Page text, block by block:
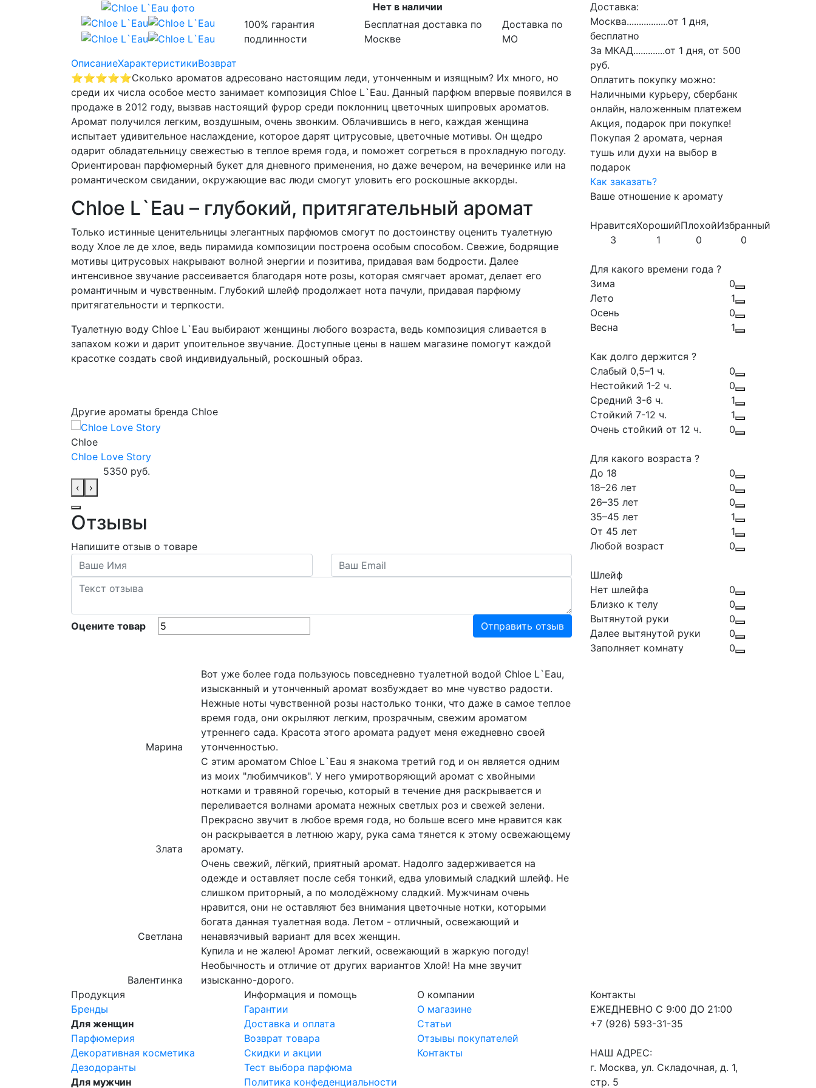
Нет в наличии
100% гарантия
подлинности
Бесплатная доставка по
Москве
Доставка по
МО
ОписаниеХарактеристикиВозврат
⭐⭐⭐⭐⭐Сколько ароматов адресовано настоящим леди, утонченным и изящным? Их много, но
среди их числа особое место занимает композиция Chloe L`Eau. Данный парфюм впервые появился в
продаже в 2012 году, вызвав настоящий фурор среди поклонниц цветочных шипровых ароматов.
Аромат получился легким, воздушным, очень звонким. Облачившись в него, каждая женщина
испытает удивительное наслаждение, которое дарят цитрусовые, цветочные мотивы. Он щедро
одарит обладательницу свежестью в теплое время года, и поможет согреться в прохладную погоду.
Ориентирован парфюмерный букет для дневного применения, но даже вечером, на вечеринке или на
романтическом свидании, окружающие вас люди смогут уловить его роскошные аккорды.
Chloe L`Eau – глубокий, притягательный аромат
Только истинные ценительницы элегантных парфюмов смогут по достоинству оценить туалетную
воду Хлое ле де хлое, ведь пирамида композиции построена особым способом. Свежие, бодрящие
мотивы цитрусовых накрывают волной энергии и позитива, придавая вам бодрости. Далее
интенсивное звучание рассеивается благодаря ноте розы, которая смягчает аромат, делает его
романтичным и чувственным. Глубокий шлейф продолжает нота пачули, придавая парфюму
притягательности и терпкости.
Туалетную воду Chloe L`Eau выбирают женщины любого возраста, ведь композиция сливается в
запахом кожи и дарит упоительное звучание. Доступные цены в нашем магазине помогут каждой
красотке создать свой индивидуальный, роскошный образ.
Доставка:
Москва.................от 1 дня,
бесплатно
За МКАД.............от 1 дня, от 500
руб.
Оплатить покупку можно:
Наличными курьеру, сбербанк
онлайн, наложенным платежем
Акция, подарок при покупке!
Покупая 2 аромата, черная
тушь или духи на выбор в
подарок
Как заказать?
Ваше отношение к аромату
Нравится
3
Хороший
1
Плохой
0
Избранный
0
Для какого времени года ?
Зима
0
Лето
1
Осень
0
Весна
1
Как долго держится ?
Слабый 0,5–1 ч.
0
Нестойкий 1-2 ч.
0
Средний 3-6 ч.
1
Стойкий 7-12 ч.
1
Очень стойкий от 12 ч.
0
Для какого возраста ?
До 18
0
18–26 лет
0
26–35 лет
0
35–45 лет
1
От 45 лет
1
Любой возраст
0
Шлейф
Нет шлейфа
0
Близко к телу
0
Вытянутой руки
0
Далее вытянутой руки
0
Заполняет комнату
0
Другие ароматы бренда Chloe
Chloe
Chloe Love Story
5350 руб.
‹
›
Отзывы
Напишите отзыв о товаре
Оцените товар Отправить отзыв
Марина
Вот уже более года пользуюсь повседневно туалетной водой Chloe L`Eau,
изысканный и утонченный аромат возбуждает во мне чувство радости.
Нежные ноты чувственной розы настолько тонки, что даже в самое теплое
время года, они окрыляют легким, прозрачным, свежим ароматом
утреннего сада. Красота этого аромата радует меня ежедневно своей
утонченностью.
Злата
С этим ароматом Chloe L`Eau я знакома третий год и он является одним
из моих "любимчиков". У него умиротворяющий аромат с хвойными
нотками и травяной горечью, который в течение дня раскрывается и
переливается волнами аромата нежных светлых роз и свежей зелени.
Прекрасно звучит в любое время года, но больше всего мне нравится как
он раскрывается в летнюю жару, рука сама тянется к этому освежающему
аромату.
Светлана
Очень свежий, лёгкий, приятный аромат. Надолго задерживается на
одежде и оставляет после себя тонкий, едва уловимый сладкий шлейф. Не
слишком приторный, а по молодёжному сладкий. Мужчинам очень
нравится, они не оставляют без внимания цветочные нотки, которыми
богата данная туалетная вода. Летом - отличный, освежающий и
ненавязчивый вариант для всех женщин.
Валентинка
Купила и не жалею! Аромат легкий, освежающий в жаркую погоду!
Необычность и отличие от других вариантов Хлой! На мне звучит
изысканно-дорого.
Продукция
Бренды
Для женщин
Парфюмерия
Декоративная косметика
Дезодоранты
Для мужчин
Информация и помощь
Гарантии
Доставка и оплата
Возврат товара
Скидки и акции
Тест выбора парфюма
Политика конфеденциальности
О компании
О магазине
Статьи
Отзывы покупателей
Контакты
Контакты
ЕЖЕДНЕВНО С 9:00 ДО 21:00
+7 (926) 593-31-35
НАШ АДРЕС:
г. Москва, ул. Складочная, д. 1,
стр. 5